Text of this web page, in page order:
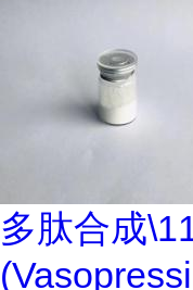
多肽合成